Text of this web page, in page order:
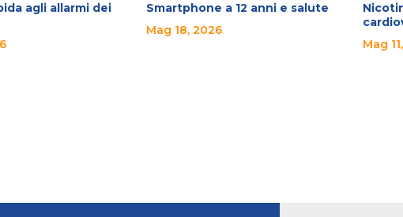
agli allarmi dei
Smartphone a 12 anni e salute
Mag 18, 2026
Mag